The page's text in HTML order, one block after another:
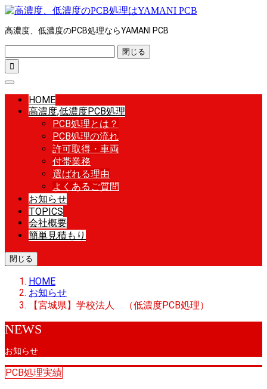
高濃度、低濃度のPCB処理ならYAMANI PCB
閉じる

HOME
高濃度,低濃度PCB処理
PCB処理とは？
PCB処理の流れ
許可取得・車両
付帯業務
選ばれる理由
よくあるご質問
お知らせ
TOPICS
会社概要
簡単見積もり
閉じる
HOME
お知らせ
【宮城県】学校法人 （低濃度PCB処理）
NEWS
お知らせ
PCB処理実績